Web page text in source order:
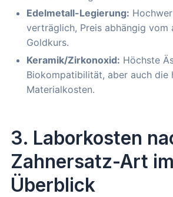
Edelmetall-Legierung:
verträglich, Preis abhängig vom
Goldkurs.
Keramik/Zirkonoxid: Höchste
Biokompatibilität, aber auch die
Materialkosten.
3. Laborkosten
Zahnersatz-Art im
Überblick